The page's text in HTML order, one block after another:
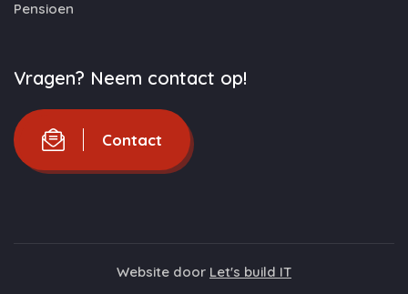
Pensioen
Vragen? Neem contact op!
Contact
Website door Let's build IT